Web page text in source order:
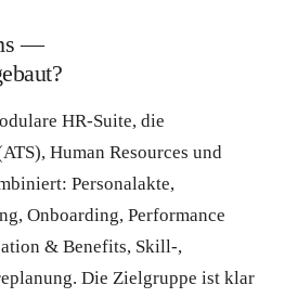
—
HR-Suite, die
Human Resources und
Personalakte,
Onboarding, Performance
& Benefits, Skill-,
Die Zielgruppe ist klar